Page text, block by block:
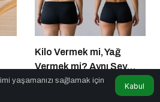
Kilo Vermek mi, Yağ
Vermek mi? Aynı Şey
Sanıyoruz Ama Değil!
Sağlık 2 saat önce
yaşamanızı sağlamak için
Kabul